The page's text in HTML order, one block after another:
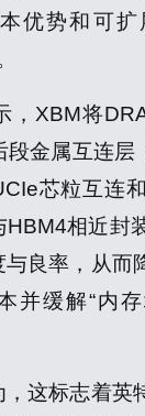
优势和可
，XBM将
段金属互连层
芯粒互连
相近封
与良率，从而
并缓解“内存
，这标志着英